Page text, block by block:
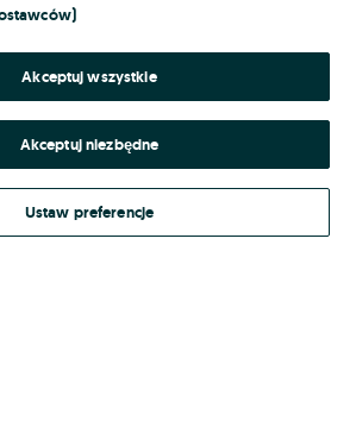
Zaloguj się
jednego z dostawców wskazanych powyżej,
serwisuOLX.pl w jego aktualnym brzmieniu.
Akceptuj wszystkie
Akceptuj niezbędne
Ustaw preferencje